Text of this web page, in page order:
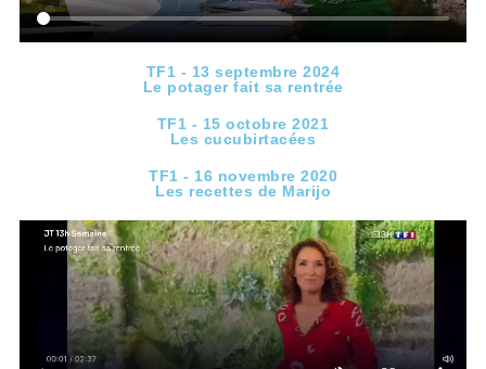
TF1 - 13 septembre 2024
Le potager fait sa rentrée
TF1 - 15 octobre 2021
Les cucubirtacées
TF1 - 16 novembre 2020
Les recettes de Marijo